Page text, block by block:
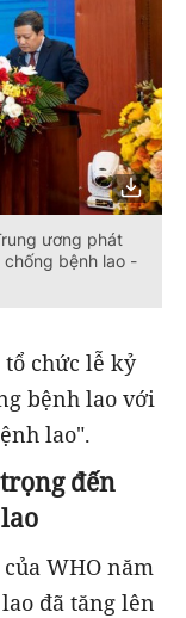
ương phát
bệnh lao -
tổ chức lễ kỷ
bệnh lao với
lao".
đến
WHO năm
đã tăng lên